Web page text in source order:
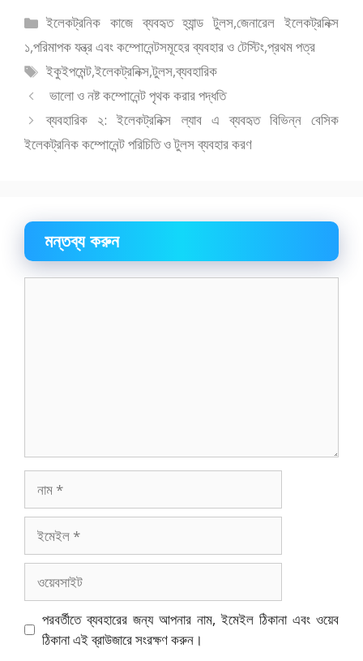
e
b
o
o
k
to
d
o
n
ai
l
ar
e
বিভাগ
সমূহ
ইলেকট্রনিক কাজে ব্যবহৃত হ্যান্ড টুলস,জেনারেল ইলেকট্রনিক্স
১,পরিমাপক যন্ত্র এবং কম্পোনেন্টসমূহের ব্যবহার ও টেস্টিং,প্রথম পত্র
ট্যাগ
সমূহ
ইকুইপমেন্ট,ইলেকট্রনিক্স,টুলস,ব্যবহারিক
ভালো ও নষ্ট কম্পোনেন্ট পৃথক করার পদ্ধতি
ব্যবহারিক ২: ইলেকট্রনিক্স ল্যাব এ ব্যবহৃত বিভিন্ন বেসিক
ইলেকট্রনিক কম্পোনেন্ট পরিচিতি ও টুলস ব্যবহার করণ
মন্তব্য করুন
ইমেইল
পরবর্তীতে ব্যবহারের জন্য আপনার নাম, ইমেইল ঠিকানা এবং ওয়েব
ঠিকানা এই ব্রাউজারে সংরক্ষণ করুন।